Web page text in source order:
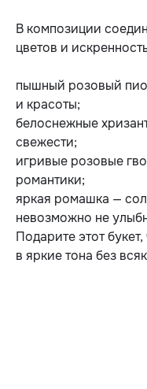
В композиции
цветов и
пышный розовый
и красоты;
белоснежные
свежести;
игривые розовые
романтики;
яркая ромашка —
невозможно не
Подарите этот
в яркие тона без